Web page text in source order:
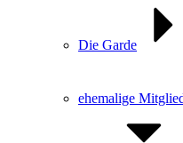
Die Garde
ehemalige